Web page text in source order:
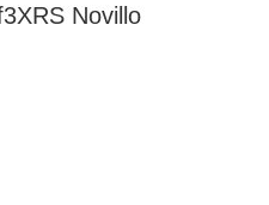
Novillo